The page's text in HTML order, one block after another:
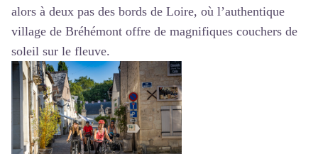
alors à deux pas des bords de Loire, où l’authentique
village de Bréhémont offre de magnifiques couchers de
soleil sur le fleuve.